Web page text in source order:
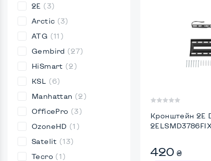
2E (3)
Arctic (3)
ATG (11)
Gembird (27)
HiSmart (2)
KSL (6)
Manhattan (2)
OfficePro (3)
OzoneHD (1)
Satelit (13)
Tecro (1)
Кронштейн 2E
420 ₴